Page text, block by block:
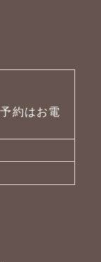
約はお電